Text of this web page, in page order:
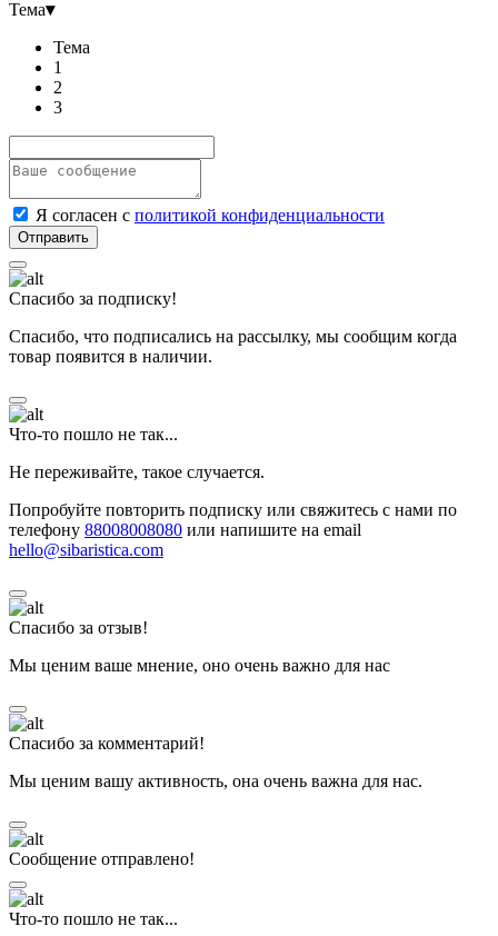
Тема▾
Тема
1
2
3
Я согласен с политикой конфиденциальности
Спасибо за подписку!
Спасибо, что подписались на рассылку, мы сообщим когда
товар появится в наличии.
Что-то пошло не так...
Не переживайте, такое случается.
Попробуйте повторить подписку или свяжитесь с нами по
телефону 88008008080 или напишите на email
hello@sibaristica.com
Спасибо за отзыв!
Мы ценим ваше мнение, оно очень важно для нас
Спасибо за комментарий!
Мы ценим вашу активность, она очень важна для нас.
Сообщение отправлено!
Что-то пошло не так...